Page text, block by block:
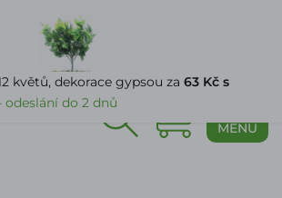
MENU
květů, dekorace gypsou za 63 Kč s
odeslání do 2 dnů